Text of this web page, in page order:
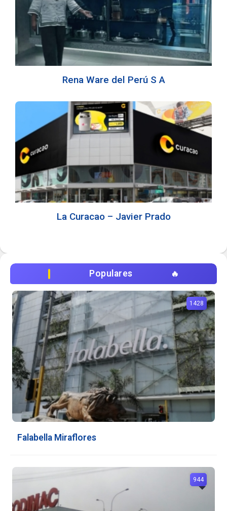
Rena Ware del Perú S A
La Curacao – Javier Prado
Populares
Falabella Miraflores
1428
944